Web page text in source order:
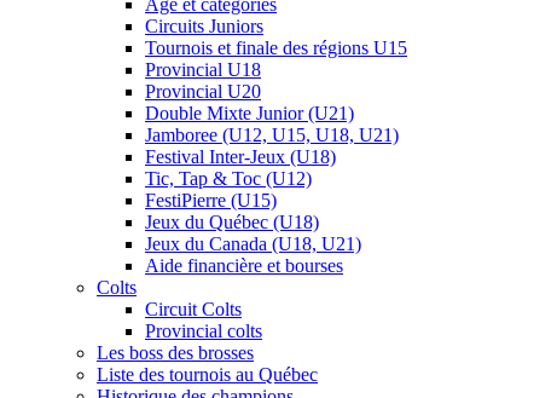
Âge et catégories
Circuits Juniors
Tournois et finale des régions U15
Provincial U18
Provincial U20
Double Mixte Junior (U21)
Jamboree (U12, U15, U18, U21)
Festival Inter-Jeux (U18)
Tic, Tap & Toc (U12)
FestiPierre (U15)
Jeux du Québec (U18)
Jeux du Canada (U18, U21)
Aide financière et bourses
Colts
Circuit Colts
Provincial colts
Les boss des brosses
Liste des tournois au Québec